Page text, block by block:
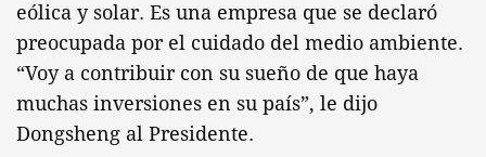
eólica y solar. Es una empresa que se declaró
preocupada por el cuidado del medio ambiente.
“Voy a contribuir con su sueño de que haya
muchas inversiones en su país”, le dijo
Dongsheng al Presidente.